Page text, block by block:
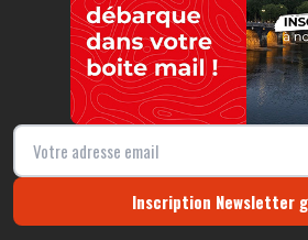
Inscription Newsletter